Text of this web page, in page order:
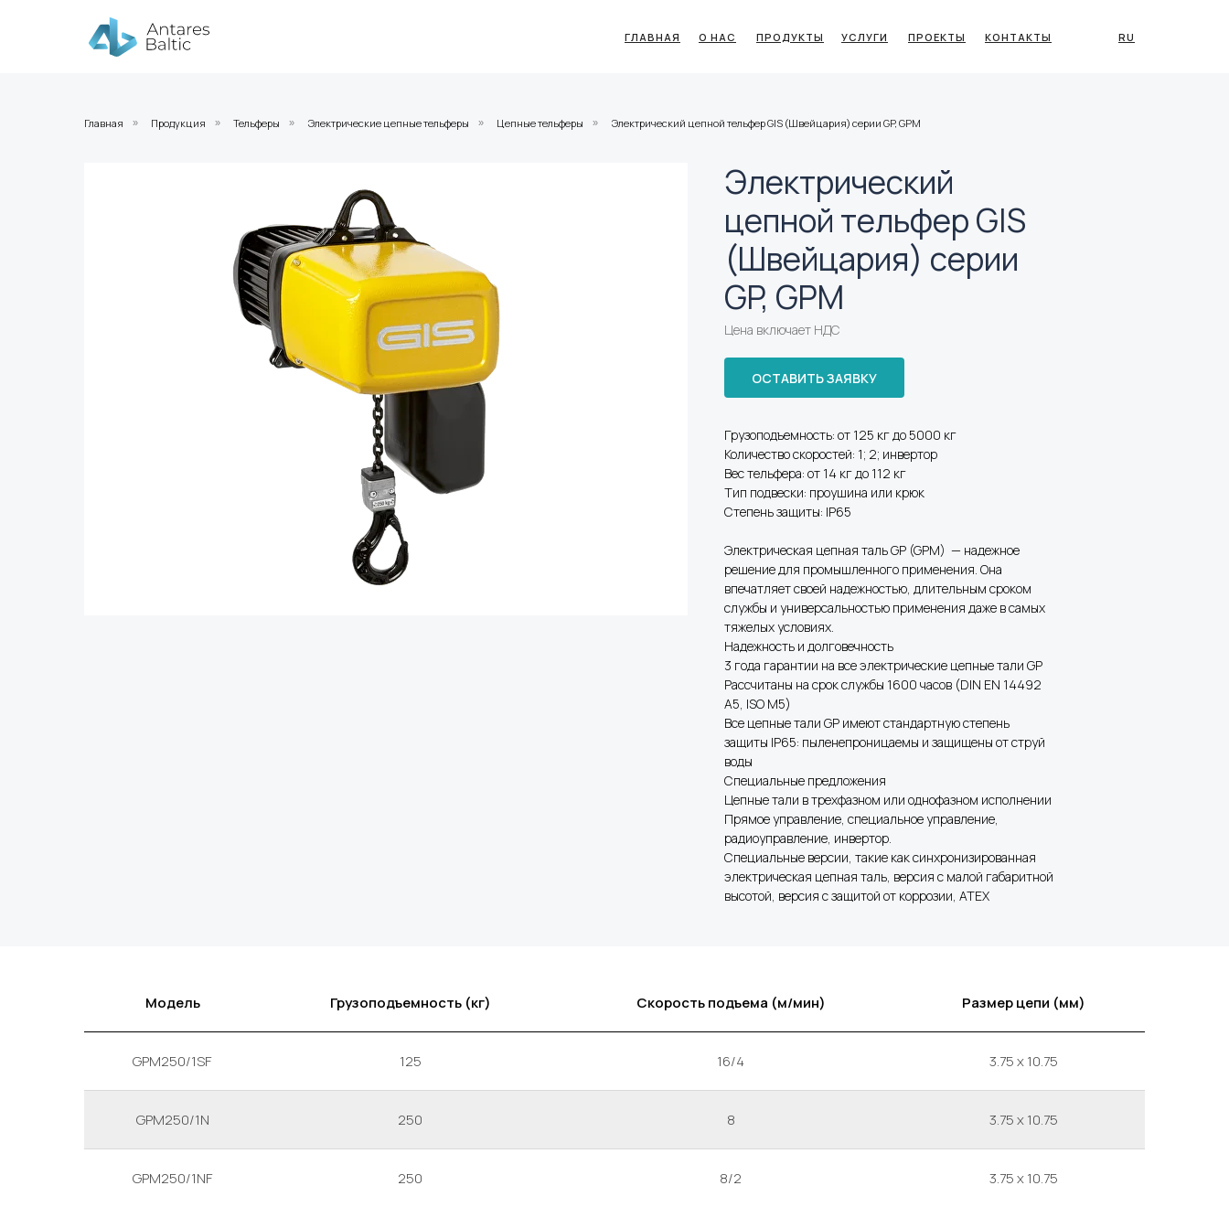
КОНТАКТЫ
ГЛАВНАЯ О НАС ПРОДУКТЫ УСЛУГИ ПРОЕКТЫ RU
Главная » Продукция » Тельферы » Электрические цепные тельферы » Цепные тельферы » Электрический цепной тельфер GIS (Швейцария) серии GP, GPM
Электрический
цепной тельфер GIS
(Швейцария) серии
GP, GPM
Цена включает НДС
ОСТАВИТЬ ЗАЯВКУ
Грузоподъемность: от 125 кг до 5000 кг
Количество скоростей: 1; 2; инвертор
Вес тельфера: от 14 кг до 112 кг
Тип подвески: проушина или крюк
Степень защиты: IP65
Электрическая цепная таль GP (GPM) — надежное
решение для промышленного применения. Она
впечатляет своей надежностью, длительным сроком
службы и универсальностью применения даже в самых
тяжелых условиях.
Надежность и долговечность
3 года гарантии на все электрические цепные тали GP
Рассчитаны на срок службы 1600 часов (DIN EN 14492
A5, ISO M5)
Все цепные тали GP имеют стандартную степень
защиты IP65: пыленепроницаемы и защищены от струй
воды
Специальные предложения
Цепные тали в трехфазном или однофазном исполнении
Прямое управление, специальное управление,
радиоуправление, инвертор.
Специальные версии, такие как синхронизированная
электрическая цепная таль, версия с малой габаритной
высотой, версия с защитой от коррозии, ATEX
Модель Грузоподъемность (кг) Скорость подъема (м/мин) Размер цепи (мм)
GPM250/1SF 125 16/4 3.75 x 10.75
GPM250/1N 250 8 3.75 x 10.75
GPM250/1NF 250 8/2 3.75 x 10.75